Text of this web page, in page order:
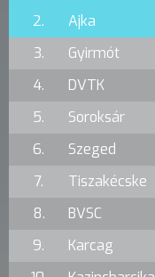
2.
Ajka
3.
Gyirmót
4.
DVTK
5.
Soroksár
6.
Szeged
7.
Tiszakécske
8.
BVSC
9.
Karcag